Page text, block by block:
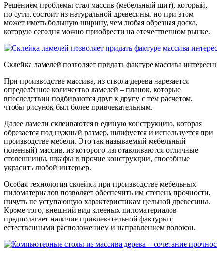
Решением проблемы стал массив (мебельный щит), который,
по сути, состоит из натуральной древесины, но при этом
может иметь большую ширину, чем любая обрезная доска,
которую сегодня можно приобрести на отечественном рынке.
Склейка ламелей позволяет придать фактуре массива
При производстве массива, из ствола дерева нарезается
определённое количество ламелей – планок, которые
впоследствии подбираются друг к другу, с тем расчетом,
чтобы рисунок был более привлекательным.
Далее ламели склеиваются в единую конструкцию, которая
обрезается под нужный размер, шлифуется и используется при
производстве мебели. Это так называемый мебельный
(клееный) массив, из которого изготавливаются отличные
столешницы, шкафы и прочие конструкции, способные
украсить любой интерьер.
Особая технология склейки при производстве мебельных
пиломатериалов позволяет обеспечить им степень прочности,
ничуть не уступающую характеристикам цельной древесины.
Кроме того, внешний вид клееных пиломатериалов
предполагает наличие привлекательной фактуры с
естественными расположением и направлением волокон.